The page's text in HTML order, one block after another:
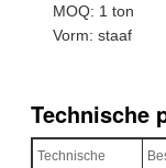
MOQ: 1 ton
Vorm: staaf
Technische
Technische